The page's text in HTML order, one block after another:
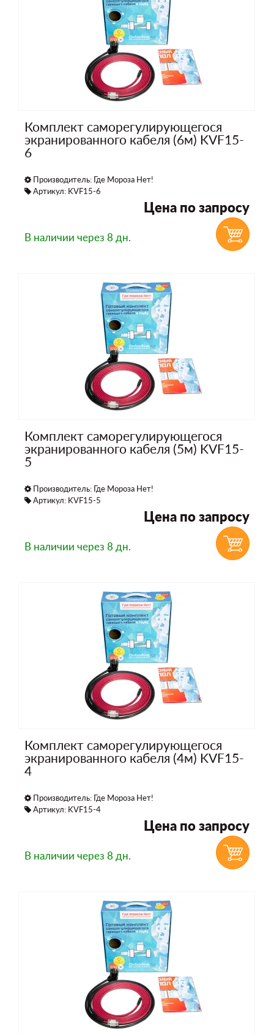
Комплект саморегулирующегося
экранированного кабеля (6м) KVF15-
6
Производитель: Где Мороза Нет!
Артикул: KVF15-6
Цена по запросу
В наличии через 8 дн.
Комплект саморегулирующегося
экранированного кабеля (5м) KVF15-
5
Производитель: Где Мороза Нет!
Артикул: KVF15-5
Цена по запросу
В наличии через 8 дн.
Комплект саморегулирующегося
экранированного кабеля (4м) KVF15-
4
Производитель: Где Мороза Нет!
Артикул: KVF15-4
Цена по запросу
В наличии через 8 дн.